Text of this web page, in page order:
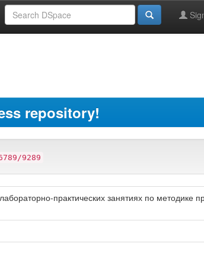
repository!
9289
практических занятиях по методике